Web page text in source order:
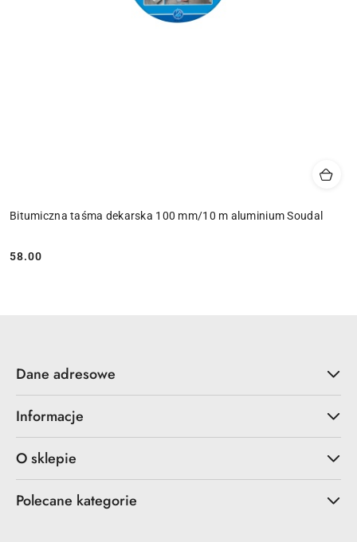
Bitumiczna taśma dekarska 100 mm/10 m aluminium Soudal
Cena:
58.00
Dane adresowe
Informacje
O sklepie
Polecane kategorie